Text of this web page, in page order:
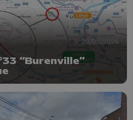
29/05/2026
“Burenville”